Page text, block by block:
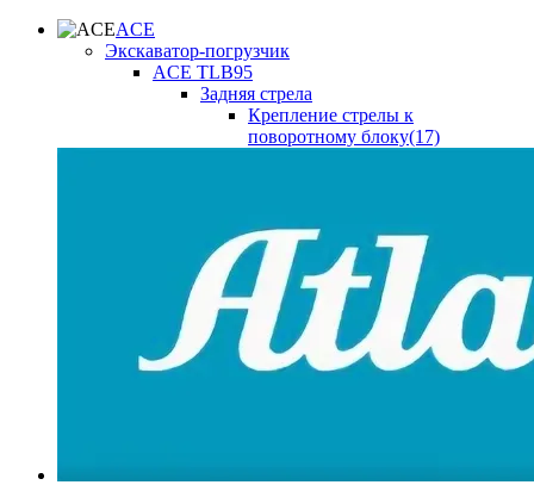
ACE
Экскаватор-погрузчик
ACE TLB95
Задняя стрела
Крепление стрелы к
поворотному блоку(17)